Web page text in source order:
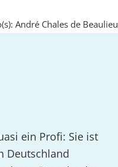
André Chales de Beaulieu
ein Profi: Sie ist
Deutschland